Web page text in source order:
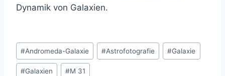
Dynamik von Galaxien.
Schlagworte:
#Andromeda-Galaxie #Astrofotografie #Galaxie
#Galaxien #M 31